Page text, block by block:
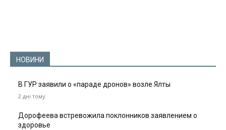
НОВИНИ
В ГУР заявили о «параде дронов» возле Ялты
2 дні тому
Дорофеева встревожила поклонников заявлением о
здоровье